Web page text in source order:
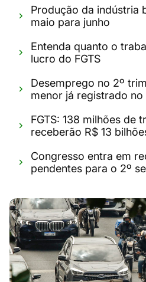
Produção da indústria
maio para junho
Entenda quanto o
lucro do FGTS
Desemprego no 2º
menor já registrado
FGTS: 138 milhões de
receberão R$ 13
Congresso entra em
pendentes para o 2º